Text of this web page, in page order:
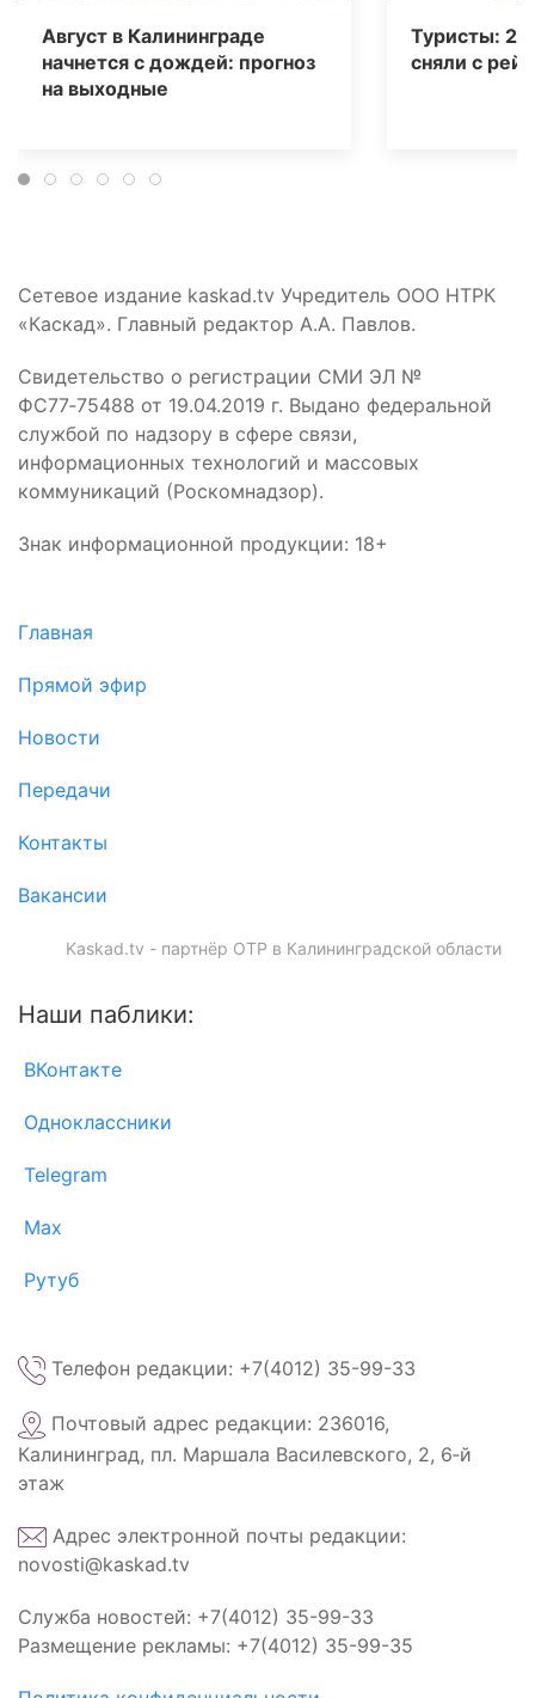
Август в Калининграде
начнется с дождей: прогноз
на выходные
Туристы: 20
сняли с
Сетевое издание kaskad.tv Учредитель ООО НТРК
«Каскад». Главный редактор А.А. Павлов.
Свидетельство о регистрации СМИ ЭЛ №
ФС77‑75488 от 19.04.2019 г. Выдано федеральной
службой по надзору в сфере связи,
информационных технологий и массовых
коммуникаций (Роскомнадзор).
Знак информационной продукции: 18+
Главная
Прямой эфир
Новости
Передачи
Контакты
Вакансии
Kaskad.tv - партнёр ОТР в Калининградской области
Наши паблики:
ВКонтакте
Одноклассники
Telegram
Max
Рутуб
Телефон редакции: +7(4012) 35-99-33
Почтовый адрес редакции: 236016,
Калининград, пл. Маршала Василевского, 2, 6‑й
этаж
Адрес электронной почты редакции:
novosti@kaskad.tv
Служба новостей: +7(4012) 35-99-33
Размещение рекламы: +7(4012) 35-99-35